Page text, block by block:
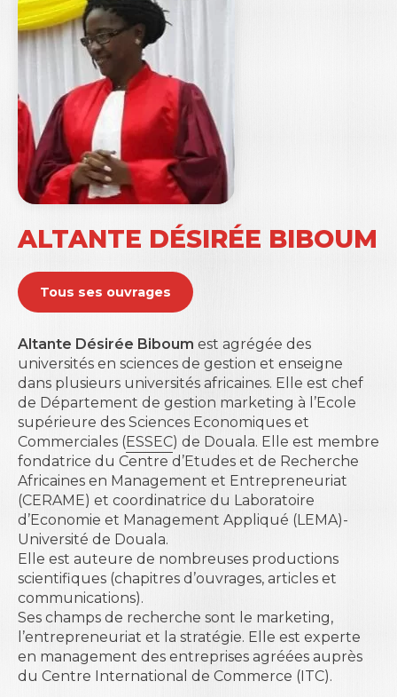
ALTANTE DÉSIRÉE BIBOUM
Tous ses ouvrages
Altante Désirée Biboum est agrégée des
universités en sciences de gestion et enseigne
dans plusieurs universités africaines. Elle est chef
de Département de gestion marketing à l’Ecole
supérieure des Sciences Economiques et
Commerciales (ESSEC) de Douala. Elle est membre
fondatrice du Centre d’Etudes et de Recherche
Africaines en Management et Entrepreneuriat
(CERAME) et coordinatrice du Laboratoire
d’Economie et Management Appliqué (LEMA)-
Université de Douala.
Elle est auteure de nombreuses productions
scientifiques (chapitres d’ouvrages, articles et
communications).
Ses champs de recherche sont le marketing,
l’entrepreneuriat et la stratégie. Elle est experte
en management des entreprises agréées auprès
du Centre International de Commerce (ITC).